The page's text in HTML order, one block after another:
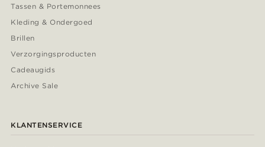
Tassen & Portemonnees
Kleding & Ondergoed
Brillen
Verzorgingsproducten
Cadeaugids
Archive Sale
KLANTENSERVICE